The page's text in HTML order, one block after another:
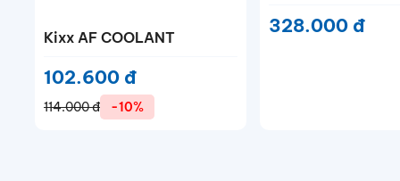
Kixx AF COOLANT
102.600 đ
114.000 đ -10%
328.000 đ